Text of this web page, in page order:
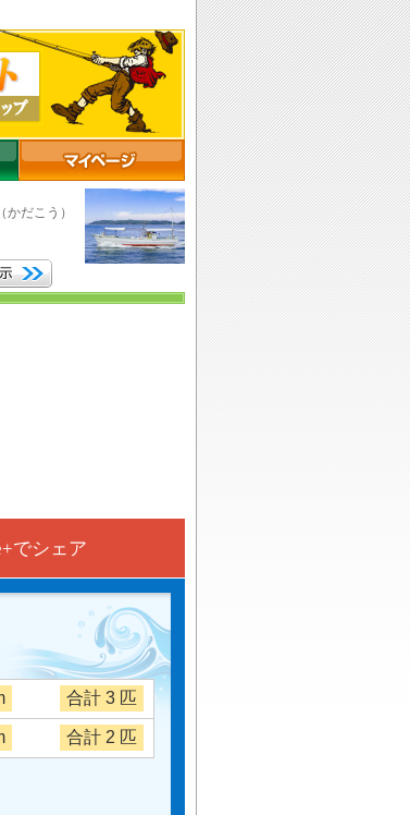
（かだこう）
でシェア
合計 3 匹
合計 2 匹